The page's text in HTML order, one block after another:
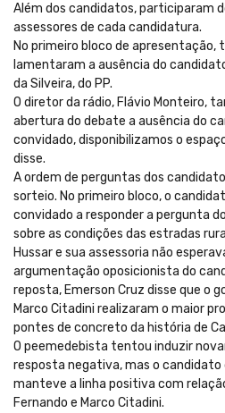
Além dos candidatos, participaram
assessores de cada candidatura.
No primeiro bloco de apresentação,
lamentaram a ausência do
da Silveira, do PP.
O diretor da rádio, Flávio Monteiro,
abertura do debate a ausência do
convidado, disponibilizamos o
disse.
A ordem de perguntas dos
sorteio. No primeiro bloco, o
convidado a responder a pergunta
sobre as condições das estradas
Hussar e sua assessoria não
argumentação oposicionista do
reposta, Emerson Cruz disse que o
Marco Citadini realizaram o maior
pontes de concreto da história de
O peemedebista tentou induzir
resposta negativa, mas o candidato
manteve a linha positiva com
Fernando e Marco Citadini.